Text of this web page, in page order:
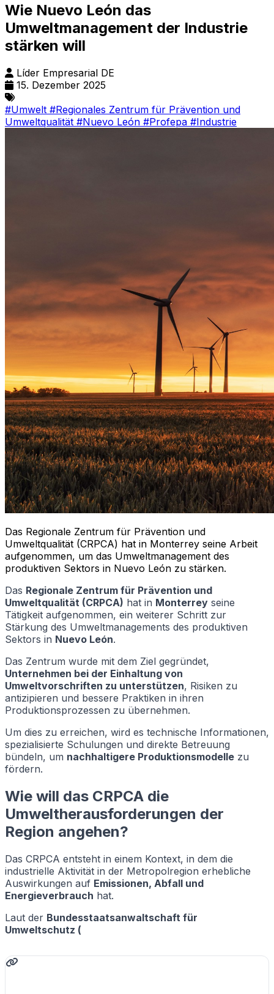
Wie Nuevo León das
Umweltmanagement der Industrie
stärken will
Líder Empresarial DE
15. Dezember 2025
#Umwelt #Regionales Zentrum für Prävention und
Umweltqualität #Nuevo León #Profepa #Industrie
Das Regionale Zentrum für Prävention und
Umweltqualität (CRPCA) hat in Monterrey seine Arbeit
aufgenommen, um das Umweltmanagement des
produktiven Sektors in Nuevo León zu stärken.
Das Regionale Zentrum für Prävention und
Umweltqualität (CRPCA) hat in Monterrey seine
Tätigkeit aufgenommen, ein weiterer Schritt zur
Stärkung des Umweltmanagements des produktiven
Sektors in Nuevo León.
Das Zentrum wurde mit dem Ziel gegründet,
Unternehmen bei der Einhaltung von
Umweltvorschriften zu unterstützen, Risiken zu
antizipieren und bessere Praktiken in ihren
Produktionsprozessen zu übernehmen.
Um dies zu erreichen, wird es technische Informationen,
spezialisierte Schulungen und direkte Betreuung
bündeln, um nachhaltigere Produktionsmodelle zu
fördern.
Wie will das CRPCA die
Umweltherausforderungen der
Region angehen?
Das CRPCA entsteht in einem Kontext, in dem die
industrielle Aktivität in der Metropolregion erhebliche
Auswirkungen auf Emissionen, Abfall und
Energieverbrauch hat.
Laut der Bundesstaatsanwaltschaft für
Umweltschutz (